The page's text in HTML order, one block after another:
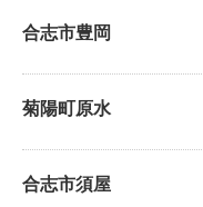
合志市豊岡
菊陽町原水
合志市須屋